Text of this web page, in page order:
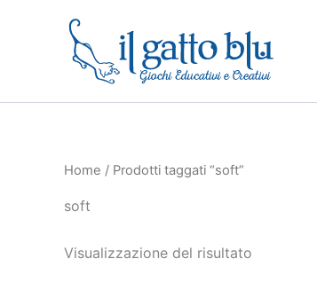
Home / Prodotti taggati “soft”
soft
Visualizzazione del risultato